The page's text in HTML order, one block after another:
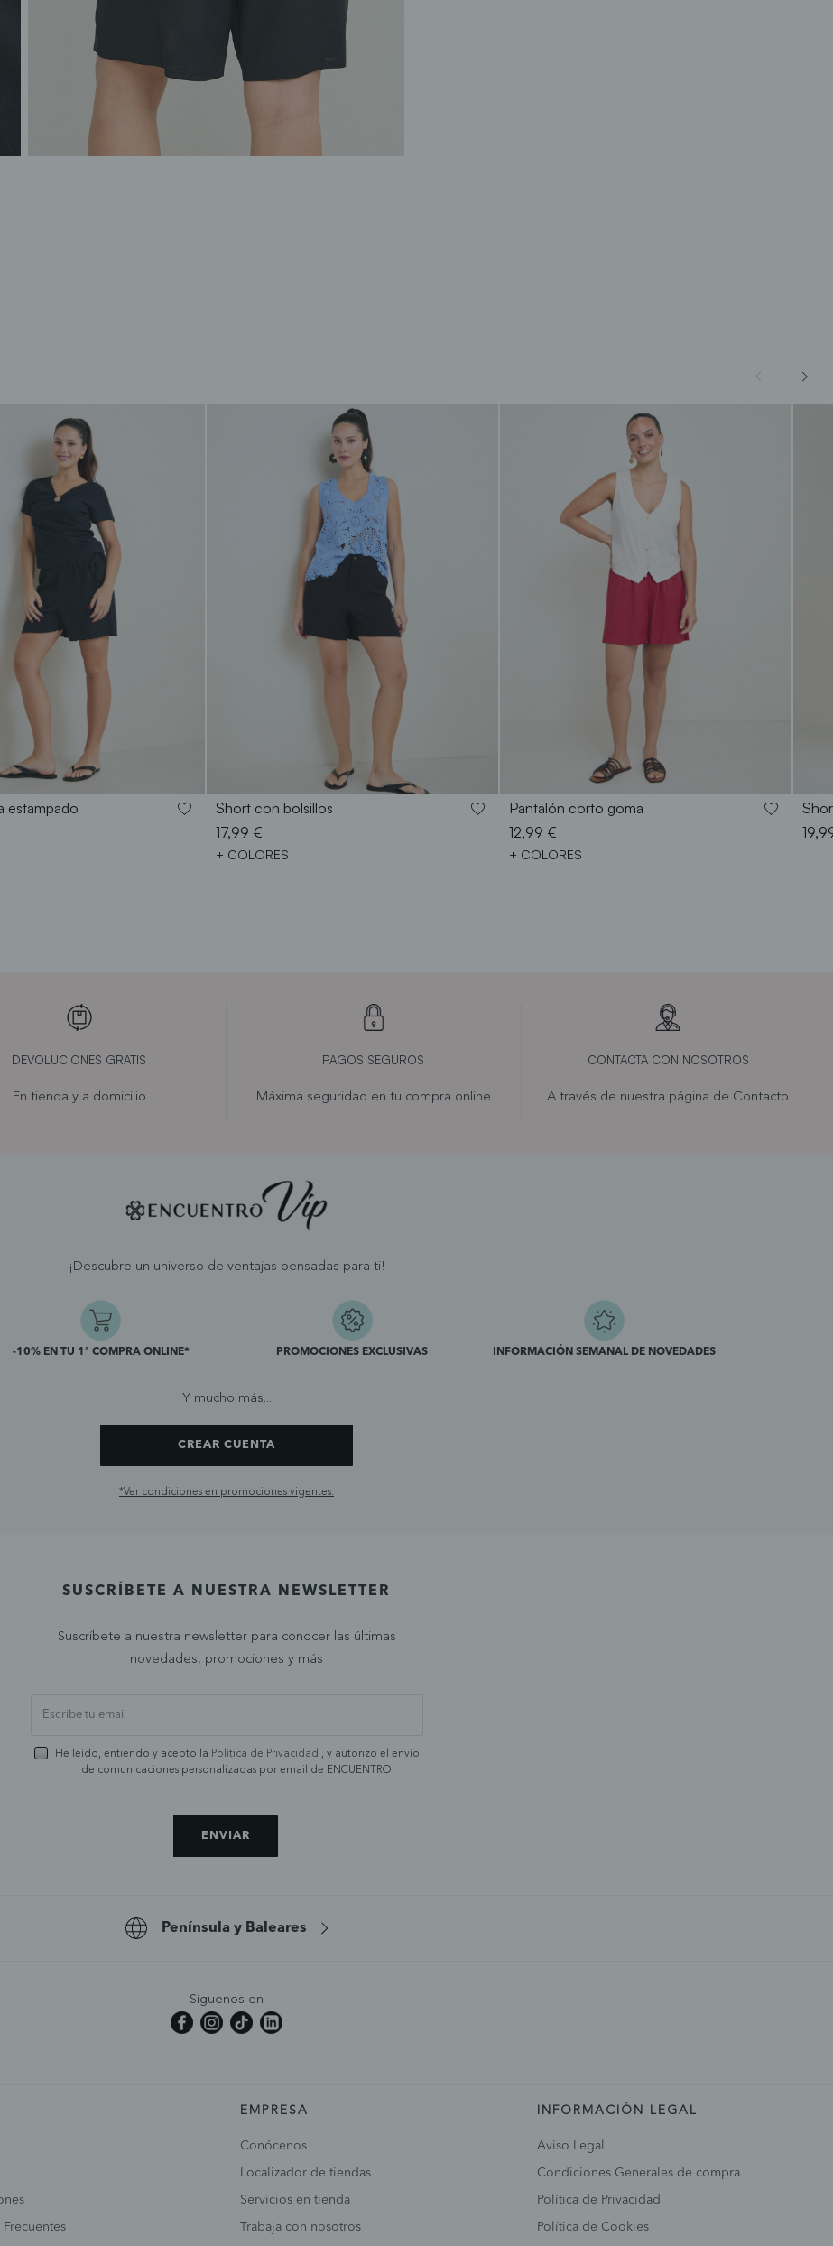
estampado
SM XLXXL
Short con bolsillos
17,99 €
+ COLORES
404244 46 48
Pantalón corto goma
12,99 €
+ COLORES
SM XLXXL
DEVOLUCIONES GRATIS
En tienda y a domicilio
PAGOS SEGUROS
Máxima seguridad en tu compra online
CONTACTA CON NOSOTROS
A través de nuestra página de Contacto
¡Descubre un universo de ventajas pensadas para ti!
-10% EN TU 1ª COMPRA ONLINE* PROMOCIONES EXCLUSIVAS INFORMACIÓN SEMANAL DE NOVEDADES
Y mucho más...
CREAR CUENTA
*Ver condiciones en promociones vigentes.
SUSCRÍBETE A NUESTRA NEWSLETTER
Suscríbete a nuestra newsletter para conocer las últimas
novedades, promociones y más
He leído, entiendo y acepto la Política de Privacidad , y autorizo el envío
de comunicaciones personalizadas por email de ENCUENTRO.
ENVIAR
Península y Baleares
Síguenos en
Frecuentes
EMPRESA
Conócenos
Localizador de tiendas
Servicios en tienda
Trabaja con nosotros
INFORMACIÓN LEGAL
Aviso Legal
Condiciones Generales de compra
Política de Privacidad
Política de Cookies